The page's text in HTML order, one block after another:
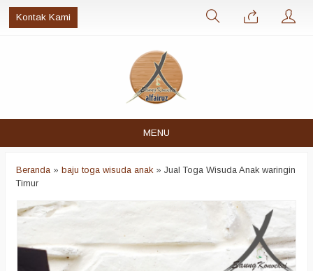
Kontak Kami
MENU
Beranda » baju toga wisuda anak» Jual Toga Wisuda Anak waringin
Timur